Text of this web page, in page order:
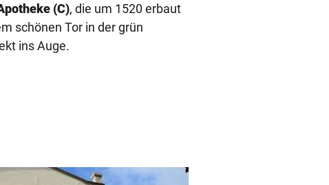
(C), die um 1520 erbaut
schönen Tor in der grün
ins Auge.